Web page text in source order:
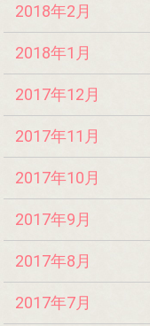
2018年2月
2018年1月
2017年12月
2017年11月
2017年10月
2017年9月
2017年8月
2017年7月